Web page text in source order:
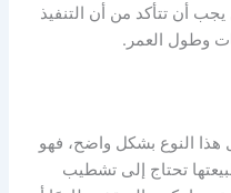
أن تتأكد من أن التنفيذ
وطول العمر.
هذا النوع بشكل واضح، فهو
تحتاج إلى تشطيب